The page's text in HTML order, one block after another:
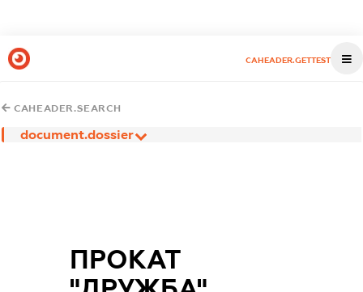
CAHEADER.GETTEST
CAHEADER.SEARCH
document.dossier
ПРОКАТ